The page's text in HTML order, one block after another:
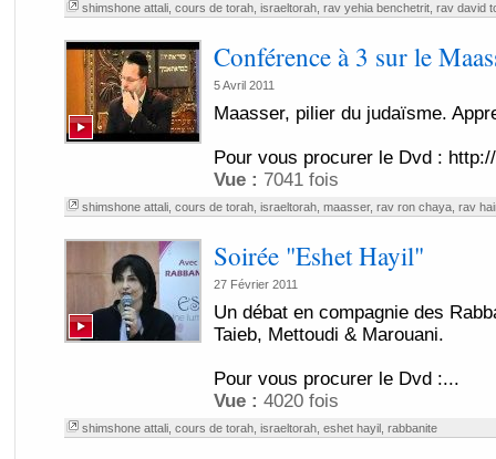
shimshone attali, cours de torah, israeltorah, rav yehia benchetrit, rav david
Conférence à 3 sur le
5 Avril 2011
Maasser, pilier du judaïsme.
Pour vous procurer le Dvd :
Vue : 7041 fois
shimshone attali, cours de torah, israeltorah, maasser, rav ron chaya, rav
Soirée "Eshet Hayil"
27 Février 2011
Un débat en compagnie des
Taieb, Mettoudi & Marouani.
Pour vous procurer le Dvd :...
Vue : 4020 fois
shimshone attali, cours de torah, israeltorah, eshet hayil, rabbanite